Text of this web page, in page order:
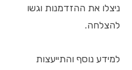
ניצלו את ההזדמנות וגשו
להצלחה.
למידע נוסף והתייעצות